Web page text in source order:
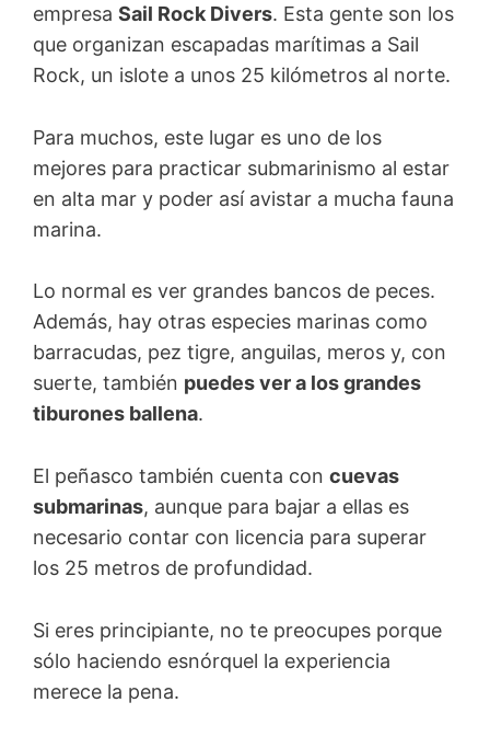
empresa Sail Rock Divers. Esta gente son los
que organizan escapadas marítimas a Sail
Rock, un islote a unos 25 kilómetros al norte.
Para muchos, este lugar es uno de los
mejores para practicar submarinismo al estar
en alta mar y poder así avistar a mucha fauna
marina.
Lo normal es ver grandes bancos de peces.
Además, hay otras especies marinas como
barracudas, pez tigre, anguilas, meros y, con
suerte, también puedes ver a los grandes
tiburones ballena.
El peñasco también cuenta con cuevas
submarinas, aunque para bajar a ellas es
necesario contar con licencia para superar
los 25 metros de profundidad.
Si eres principiante, no te preocupes porque
sólo haciendo esnórquel la experiencia
merece la pena.